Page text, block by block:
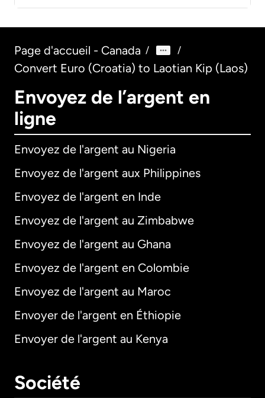
Page d'accueil - Canada / /
Convert Euro (Croatia) to Laotian Kip (Laos)
Envoyez de l’argent en
ligne
Envoyez de l'argent au Nigeria
Envoyez de l'argent aux Philippines
Envoyez de l'argent en Inde
Envoyez de l'argent au Zimbabwe
Envoyez de l'argent au Ghana
Envoyez de l'argent en Colombie
Envoyez de l'argent au Maroc
Envoyer de l'argent en Éthiopie
Envoyer de l'argent au Kenya
Société